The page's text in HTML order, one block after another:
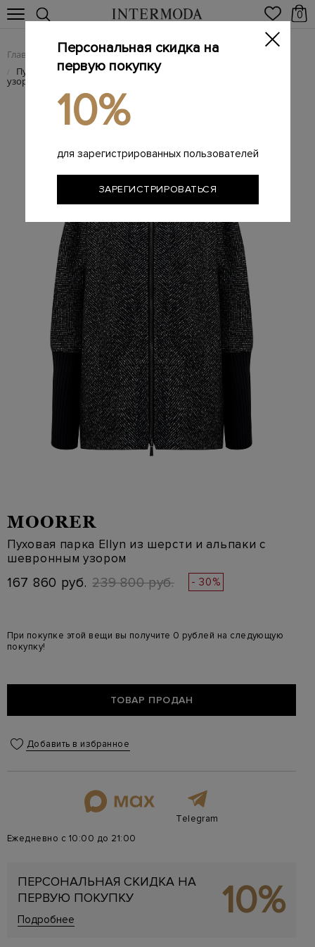
0
Главная Женщинам / SALE
/ Пуховая парка Ellyn из шерсти и альпаки с шевронным
узором
MOORER
Пуховая парка Ellyn из шерсти и альпаки с
шевронным узором
167 860 руб. 239 800 руб. - 30%
При покупке этой вещи вы получите 0 рублей на следующую
покупку!
ТОВАР ПРОДАН
Добавить в избранное
Telegram
Ежедневно с 10:00 до 21:00
ПЕРСОНАЛЬНАЯ СКИДКА НА
ПЕРВУЮ ПОКУПКУ
Подробнее 10%
Персональная скидка на
первую покупку
10%
для зарегистрированных пользователей
ЗАРЕГИСТРИРОВАТЬСЯ